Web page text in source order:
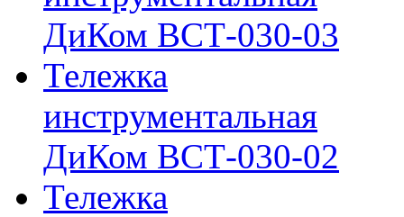
ДиКом ВСТ-030-03
Тележка
инструментальная
ДиКом ВСТ-030-02
Тележка